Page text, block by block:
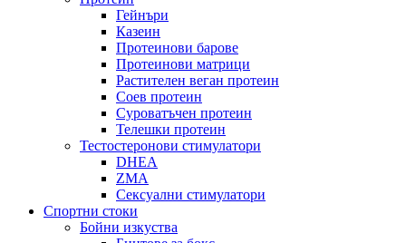
Гейнъри
Казеин
Протеинови барове
Протеинови матрици
Растителен веган протеин
Соев протеин
Суроватъчен протеин
Телешки протеин
Тестостеронови стимулатори
DHEA
ZMA
Сексуални стимулатори
Спортни стоки
Бойни изкуства